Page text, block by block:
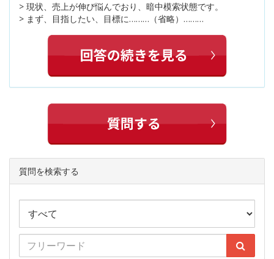
> 現状、売上が伸び悩んでおり、暗中模索状態です。
> まず、目指したい、目標に………（省略）………
質問を検索する